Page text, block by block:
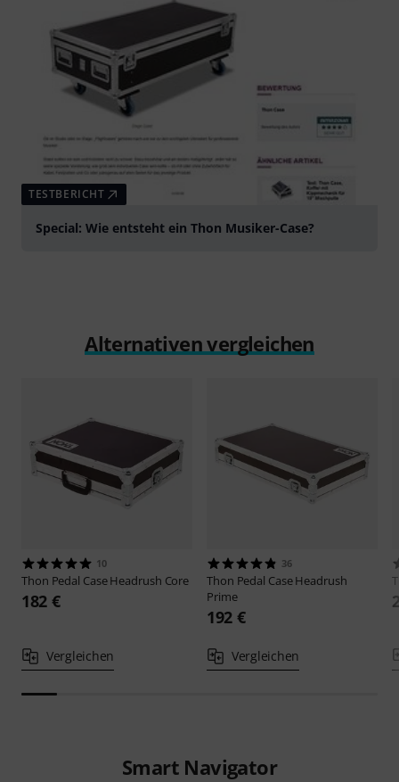
TESTBERICHT
Special: Wie entsteht ein Thon Musiker-Case?
Alternativen vergleichen
10
Thon Pedal Case Headrush Core
182 €
Vergleichen
36
Thon Pedal Case Headrush
Prime
192 €
Vergleichen
Smart Navigator